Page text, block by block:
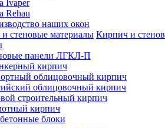
Ivaper
Rehau
наших окон
Кирпич и
панели ЛГКЛ-П
кирпич
облицовочный кирпич
облицовочный кирпич
строительный кирпич
кирпич
блоки